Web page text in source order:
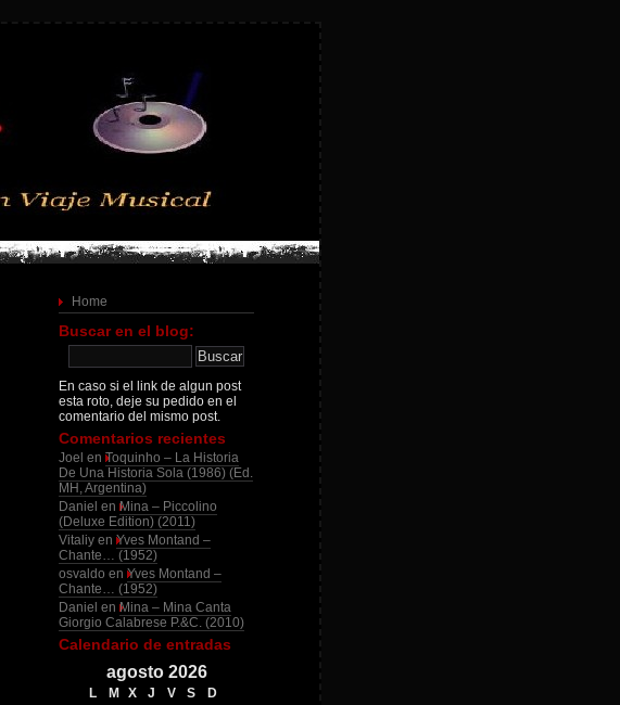
Home
Buscar en el blog:
En caso si el link de algun post
esta roto, deje su pedido en el
comentario del mismo post.
Comentarios recientes
Joel en Toquinho – La Historia
De Una Historia Sola (1986) (Ed.
MH, Argentina)
Daniel en Mina – Piccolino
(Deluxe Edition) (2011)
Vitaliy en Yves Montand –
Chante… (1952)
osvaldo en Yves Montand –
Chante… (1952)
Daniel en Mina – Mina Canta
Giorgio Calabrese P.&C. (2010)
Calendario de entradas
agosto 2026
L M X J V S
D